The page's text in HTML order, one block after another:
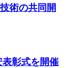
術の共同開
彰式を開催